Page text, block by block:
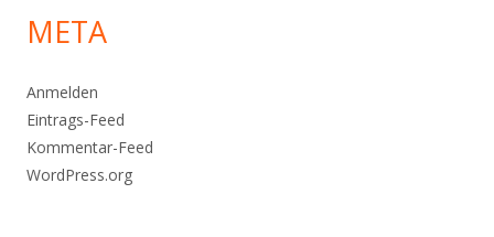
META
Anmelden
Eintrags-Feed
Kommentar-Feed
WordPress.org